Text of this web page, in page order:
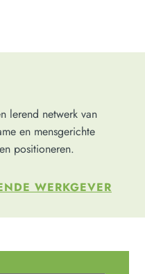
lerend netwerk van
en mensgerichte
positioneren.
WERKGEVER